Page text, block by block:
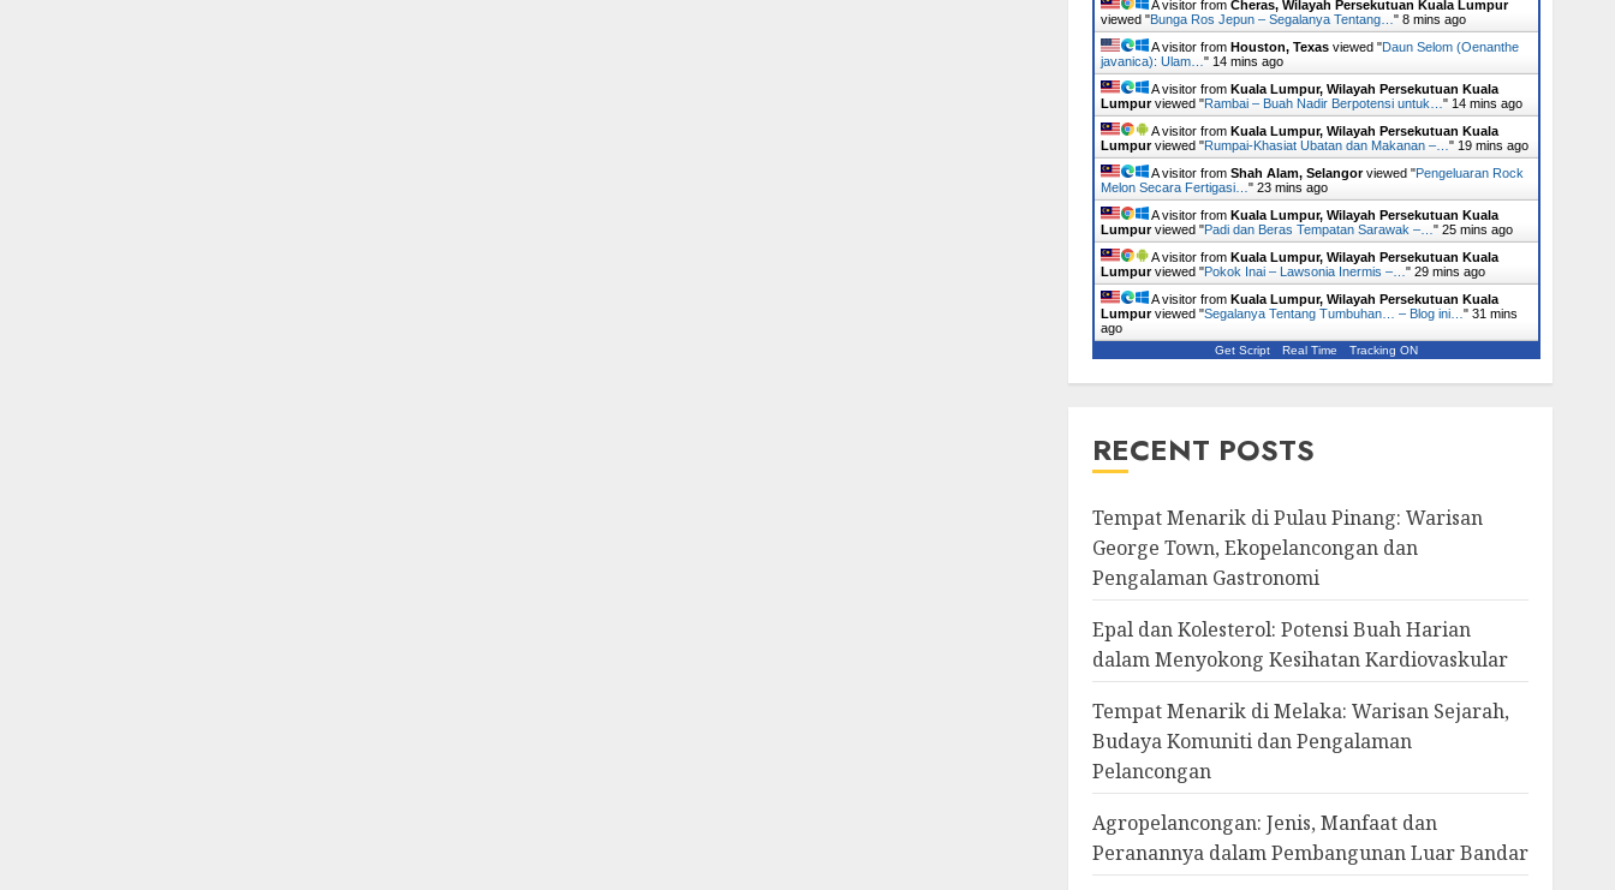
A visitor from Cheras, Wilayah Persekutuan Kuala Lumpur
viewed "Bunga Ros Jepun – Segalanya Tentang… " 8 mins ago
A visitor from Houston, Texasviewed "Daun Selom (Oenanthe
javanica): Ulam… " 14 mins ago
A visitor from Kuala Lumpur, Wilayah Persekutuan Kuala
Lumpurviewed "Rambai – Buah Nadir Berpotensi untuk… " 14 mins ago
A visitor from Kuala Lumpur, Wilayah Persekutuan Kuala
Lumpurviewed "Rumpai-Khasiat Ubatan dan Makanan –… " 19 mins ago
A visitor from Shah Alam, Selangorviewed "Pengeluaran Rock
Melon Secara Fertigasi… " 23 mins ago
A visitor from Kuala Lumpur, Wilayah Persekutuan Kuala
Lumpurviewed "Padi dan Beras Tempatan Sarawak –… " 25 mins ago
A visitor from Kuala Lumpur, Wilayah Persekutuan Kuala
Lumpurviewed "Pokok Inai – Lawsonia Inermis –… " 29 mins ago
A visitor from Kuala Lumpur, Wilayah Persekutuan Kuala
Lumpurviewed "Segalanya Tentang Tumbuhan… – Blog ini… " 31 mins
ago
Get Script Real Time Tracking ON
RECENT POSTS
Tempat Menarik di Pulau Pinang: Warisan
George Town, Ekopelancongan dan
Pengalaman Gastronomi
Epal dan Kolesterol: Potensi Buah Harian
dalam Menyokong Kesihatan Kardiovaskular
Tempat Menarik di Melaka: Warisan Sejarah,
Budaya Komuniti dan Pengalaman
Pelancongan
Agropelancongan: Jenis, Manfaat dan
Peranannya dalam Pembangunan Luar Bandar